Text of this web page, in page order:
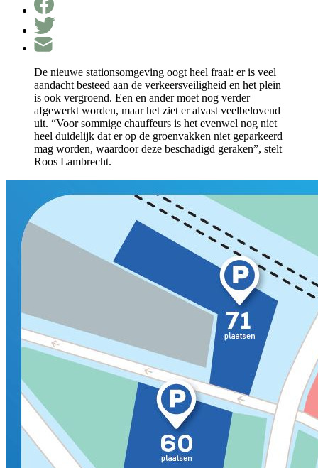
De nieuwe stationsomgeving oogt heel fraai: er is veel
aandacht besteed aan de verkeersveiligheid en het plein
is ook vergroend. Een en ander moet nog verder
afgewerkt worden, maar het ziet er alvast veelbelovend
uit. “Voor sommige chauffeurs is het evenwel nog niet
heel duidelijk dat er op de groenvakken niet geparkeerd
mag worden, waardoor deze beschadigd geraken”, stelt
Roos Lambrecht.